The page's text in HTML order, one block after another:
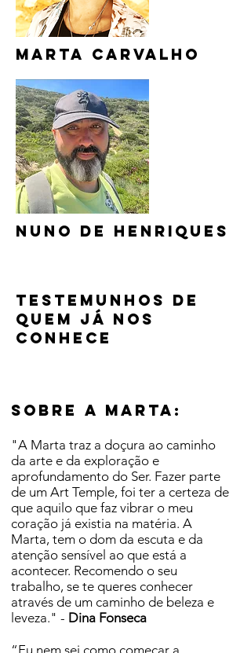
marta carvalho
nuno de henriques
Testemunhos de
quem já nos
conhece
Sobre a marta:
"A Marta traz a doçura ao caminho
da arte e da exploração e
aprofundamento do Ser. Fazer parte
de um Art Temple, foi ter a certeza de
que aquilo que faz vibrar o meu
coração já existia na matéria. A
Marta, tem o dom da escuta e da
atenção sensível ao que está a
acontecer. Recomendo o seu
trabalho, se te queres conhecer
através de um caminho de beleza e
leveza." - Dina Fonseca
“Eu nem sei como começar a